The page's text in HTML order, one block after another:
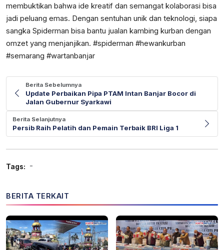
membuktikan bahwa ide kreatif dan semangat kolaborasi bisa
jadi peluang emas. Dengan sentuhan unik dan teknologi, siapa
sangka Spiderman bisa bantu jualan kambing kurban dengan
omzet yang menjanjikan. #spiderman #hewankurban
#semarang #wartanbanjar
Berita Sebelumnya
Update Perbaikan Pipa PTAM Intan Banjar Bocor di
Jalan Gubernur Syarkawi
Berita Selanjutnya
Persib Raih Pelatih dan Pemain Terbaik BRI Liga 1
Tags: -
BERITA TERKAIT